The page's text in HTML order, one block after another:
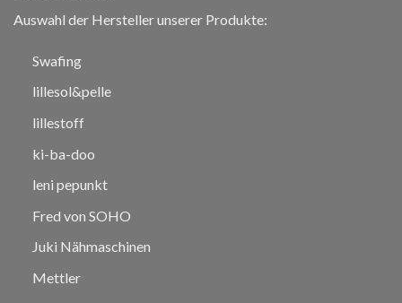
Auswahl der Hersteller unserer Produkte:
Swafing
lillesol&pelle
lillestoff
ki-ba-doo
leni pepunkt
Fred von SOHO
Juki Nähmaschinen
Mettler